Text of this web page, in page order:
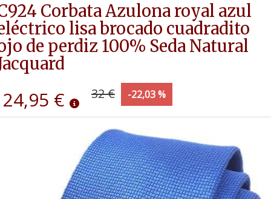
Corbata Azulona royal azul
lisa brocado cuadradito
de perdiz 100% Seda Natural
24,95 € 32 € -22,03 %